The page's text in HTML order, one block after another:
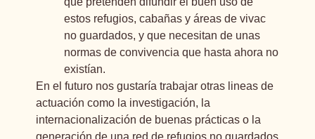
estos refugios, cabañas y áreas de vivac
no guardados, y que necesitan de unas
normas de convivencia que hasta ahora no
existían.
En el futuro nos gustaría trabajar otras lineas de
actuación como la investigación, la
internacionalización de buenas prácticas o la
generación de una red de refugios no guardados